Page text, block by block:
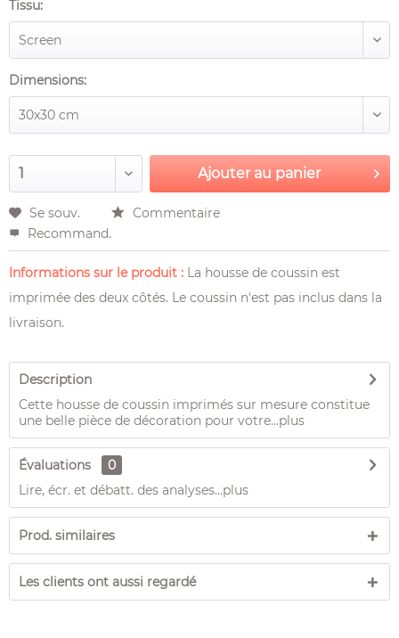
Tissu:
Dimensions:
Ajouter au panier
Se souv.
Commentaire
Recommand.
Informations sur le produit : La housse de coussin est
imprimée des deux côtés. Le coussin n'est pas inclus dans la
livraison.
Description
Cette housse de coussin imprimés sur mesure constitue
une belle pièce de décoration pour votre...plus
Évaluations
0
Lire, écr. et débatt. des analyses…plus
Prod. similaires
Les clients ont aussi regardé